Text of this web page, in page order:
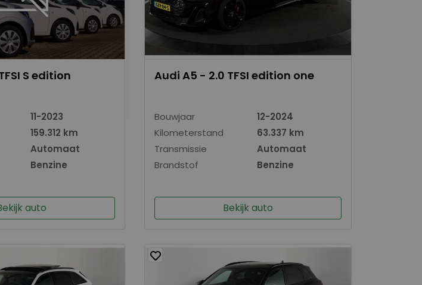
S edition
11-2023
159.312 km
Automaat
Benzine
auto
Audi A5 - 2.0 TFSI edition one
Bouwjaar
12-2024
Kilometerstand
63.337 km
Transmissie
Automaat
Brandstof
Benzine
Bekijk auto